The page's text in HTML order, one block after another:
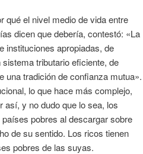
qué el nivel medio de vida entre
dicen que debería, contestó: «La
instituciones apropiadas, de
tributario eficiente, de
una tradición de confianza mutua».
lo que hace más complejo,
así, y no dudo que lo sea, los
pobres al descargar sobre
de su sentido. Los ricos tienen
pobres de las suyas.